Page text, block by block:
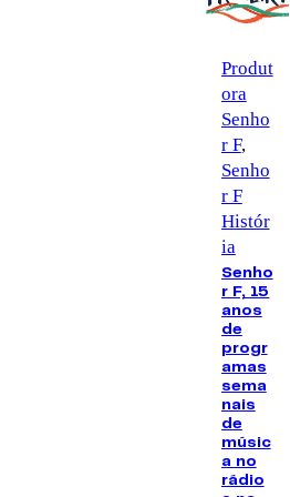
Produt
ora
Senho
r F ,
Senho
r F
Histór
ia
Senho
r F, 15
anos
de
progr
amas
sema
nais
de
músic
a no
rádio